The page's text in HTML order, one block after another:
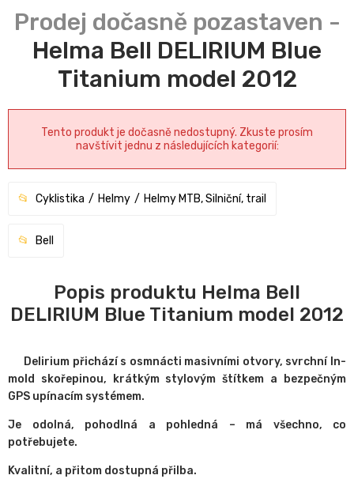
Helma Bell DELIRIUM Blue
Titanium model 2012
Tento produkt je dočasně nedostupný. Zkuste prosím
navštívit jednu z následujících kategorií:
Cyklistika Helmy Helmy MTB, Silniční, trail
Bell
Popis produktu Helma Bell
DELIRIUM Blue Titanium model 2012
Delirium přichází s osmnácti masivními otvory, svrchní In-
mold skořepinou, krátkým stylovým štítkem a bezpečným
GPS upínacím systémem.
Je odolná, pohodlná a pohledná – má všechno, co
potřebujete.
Kvalitní, a přitom dostupná přilba.